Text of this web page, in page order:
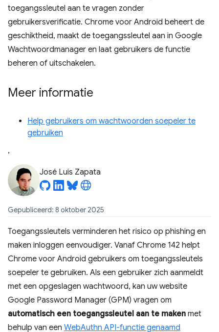
toegangssleutel aan te vragen zonder
gebruikersverificatie. Chrome voor Android beheert de
geschiktheid, maakt de toegangssleutel aan in Google
Wachtwoordmanager en laat gebruikers de functie
beheren of uitschakelen.
Meer informatie
Help gebruikers om wachtwoorden soepeler te
gebruiken
,
José Luis Zapata
Gepubliceerd: 8 oktober 2025
Toegangssleutels verminderen het risico op phishing en
maken inloggen eenvoudiger. Vanaf Chrome 142 helpt
Chrome voor Android gebruikers om toegangssleutels
soepeler te gebruiken. Als een gebruiker zich aanmeldt
met een opgeslagen wachtwoord, kan uw website
Google Password Manager (GPM) vragen om
automatisch een toegangssleutel aan te maken met
behulp van een WebAuthn API-functie genaamd